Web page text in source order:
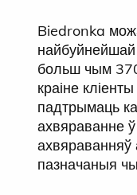
Biedronka
больш чым
краіне кліенты
падтрымаць
ахвяраванне
ахвяраванняў
пазначаныя